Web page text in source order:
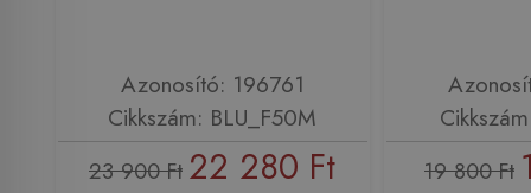
Azonosító: 196761
Cikkszám: BLU_F50M
23 900 Ft 22 280 Ft 19 800 Ft